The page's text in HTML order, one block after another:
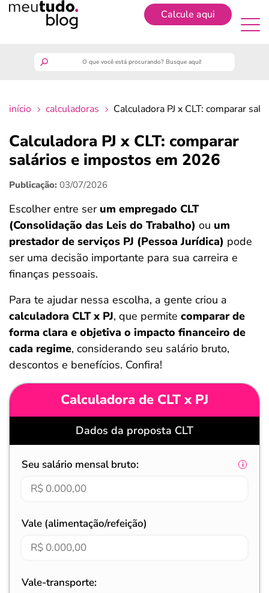
Calcule aqui
Cadastrar
finanças
benefícios
crédito fácil
últimas notícias
ferramentas
início calculadoras Calculadora PJ x CLT: comparar
Calculadora PJ x CLT: comparar
salários e impostos em 2026
Publicação: 03/07/2026
Escolher entre ser um empregado CLT
(Consolidação das Leis do Trabalho) ou um
prestador de serviços PJ (Pessoa Jurídica) pode
ser uma decisão importante para sua carreira e
finanças pessoais.
Para te ajudar nessa escolha, a gente criou a
calculadora CLT x PJ, que permite comparar de
forma clara e objetiva o impacto financeiro de
cada regime, considerando seu salário bruto,
descontos e benefícios. Confira!
Calculadora de CLT x PJ
Dados da proposta CLT
Seu salário mensal bruto:
Vale (alimentação/refeição)
Vale-transporte: